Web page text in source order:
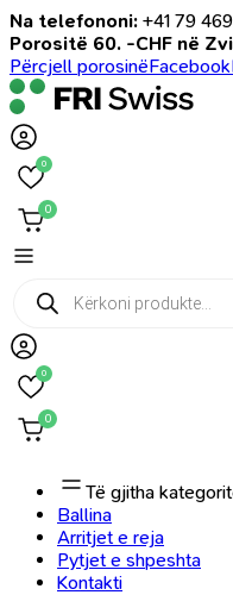
Na telefononi: +41 79
Porositë 60. -CHF në
Përcjell porosinëFacebook
0
0
Products
search
0
0
Të gjitha
Ballina
Arritjet e reja
Pytjet e shpeshta
Kontakti